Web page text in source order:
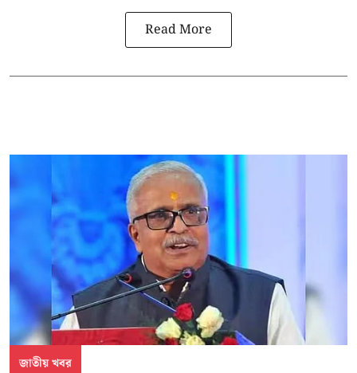
Read More
জাতীয় খবর